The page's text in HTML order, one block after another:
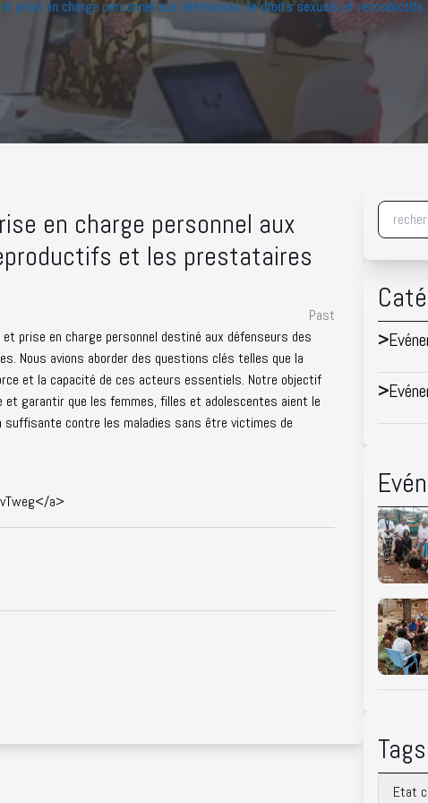
prise en charge personnel aux défenseurs de droits sexuels et
en charge personnel aux
et les prestataires
Past
prise en charge personnel destiné aux défenseurs des
Nous avions aborder des questions clés telles que la
et la capacité de ces acteurs essentiels. Notre objectif
garantir que les femmes, filles et adolescentes aient le
contre les maladies sans être victimes de
a>
>
>
Tags
Etat